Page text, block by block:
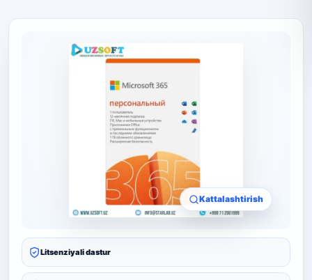
Kattalashtirish
Litsenziyali dastur